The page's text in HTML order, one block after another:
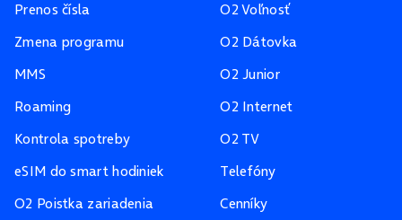
Prenos čísla
Zmena programu
MMS
Roaming
Kontrola spotreby
eSIM do smart hodiniek
O2 Poistka zariadenia
O2 Voľnosť
O2 Dátovka
O2 Junior
O2 Internet
O2 TV
Telefóny
Cenníky